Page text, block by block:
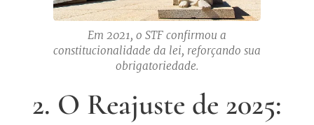
Em 2021, o STF confirmou a
constitucionalidade da lei, reforçando sua
obrigatoriedade.
2. O Reajuste de 2025: